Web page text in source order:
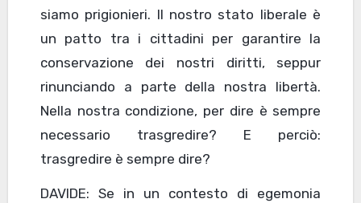
siamo prigionieri. Il nostro stato liberale è
un patto tra i cittadini per garantire la
conservazione dei nostri diritti, seppur
rinunciando a parte della nostra libertà.
Nella nostra condizione, per dire è sempre
necessario trasgredire? E perciò:
trasgredire è sempre dire?
DAVIDE: Se in un contesto di egemonia